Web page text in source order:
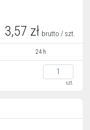
3,57 zł brutto / szt.
24 h
szt.